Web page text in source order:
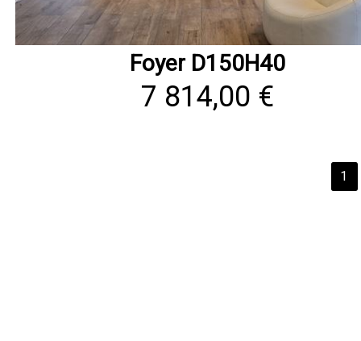
Foyer D150H40
7 814,00 €